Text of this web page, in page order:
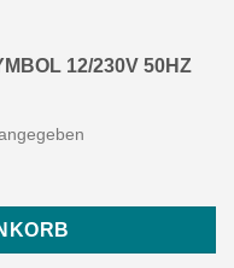
12/230V 50HZ
12/230V 50HZ EURO